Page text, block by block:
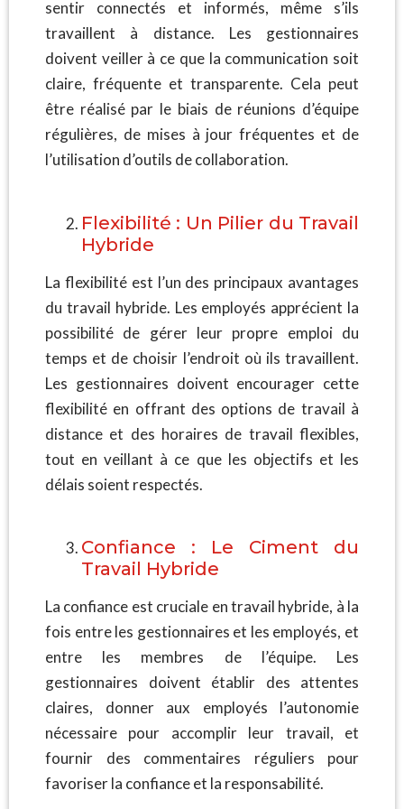
sentir connectés et informés, même s’ils
travaillent à distance. Les gestionnaires
doivent veiller à ce que la communication soit
claire, fréquente et transparente. Cela peut
être réalisé par le biais de réunions d’équipe
régulières, de mises à jour fréquentes et de
l’utilisation d’outils de collaboration.
Flexibilité : Un Pilier du Travail
Hybride
La flexibilité est l’un des principaux avantages
du travail hybride. Les employés apprécient la
possibilité de gérer leur propre emploi du
temps et de choisir l’endroit où ils travaillent.
Les gestionnaires doivent encourager cette
flexibilité en offrant des options de travail à
distance et des horaires de travail flexibles,
tout en veillant à ce que les objectifs et les
délais soient respectés.
Confiance : Le Ciment du
Travail Hybride
La confiance est cruciale en travail hybride, à la
fois entre les gestionnaires et les employés, et
entre les membres de l’équipe. Les
gestionnaires doivent établir des attentes
claires, donner aux employés l’autonomie
nécessaire pour accomplir leur travail, et
fournir des commentaires réguliers pour
favoriser la confiance et la responsabilité.